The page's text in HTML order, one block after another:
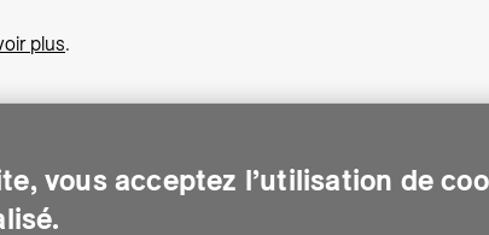
vous acceptez l’utilisation de
plus.
le canton de Genève. Chaque jour, elle leur assure des